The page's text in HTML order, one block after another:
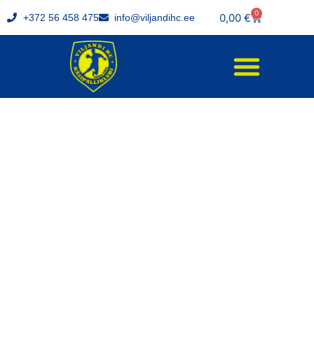
+372 56 458 475 info@viljandihc.ee 0,00 € 0